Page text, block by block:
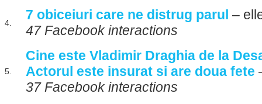
4.
7 obiceiuri care ne distrug parul –
47 Facebook interactions
5.
Cine este Vladimir Draghia de la
Actorul este insurat si are doua fete
37 Facebook interactions